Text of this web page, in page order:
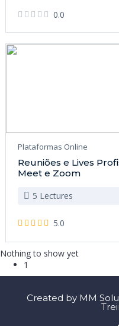
0.0
Plataformas Online
Reuniões e Lives
Meet e Zoom
5 Lectures
5.0
Nothing to show yet
1
Created by MM